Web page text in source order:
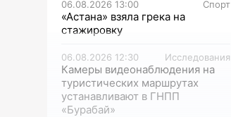
06.08.2026 13:00 Спорт
«Астана» взяла грека на
стажировку
06.08.2026 12:30 Исследования
Камеры видеонаблюдения на
туристических маршрутах
устанавливают в ГНПП
«Бурабай»